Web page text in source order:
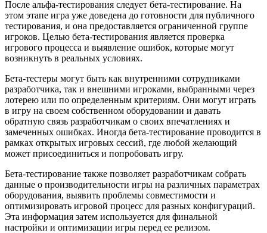
После альфа-тестирования следует бета-тестирование. На
этом этапе игра уже доведена до готовности для публичного
тестирования, и она предоставляется ограниченной группе
игроков. Целью бета-тестирования является проверка
игрового процесса и выявление ошибок, которые могут
возникнуть в реальных условиях.
Бета-тестеры могут быть как внутренними сотрудниками
разработчика, так и внешними игроками, выбранными через
лотерею или по определенным критериям. Они могут играть
в игру на своем собственном оборудовании и давать
обратную связь разработчикам о своих впечатлениях и
замеченных ошибках. Иногда бета-тестирование проводится в
рамках открытых игровых сессий, где любой желающий
может присоединиться и попробовать игру.
Бета-тестирование также позволяет разработчикам собрать
данные о производительности игры на различных параметрах
оборудования, выявить проблемы совместимости и
оптимизировать игровой процесс для разных конфигураций.
Эта информация затем используется для финальной
настройки и оптимизации игры перед ее релизом.